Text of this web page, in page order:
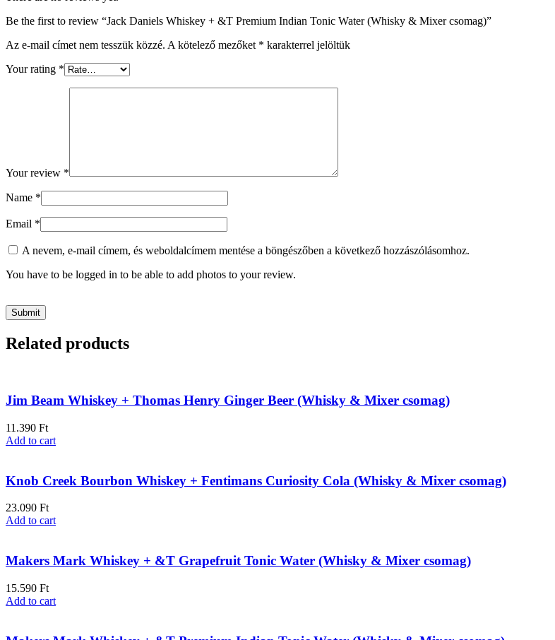
Be the first to review “Jack Daniels Whiskey + &T Premium Indian Tonic Water (Whisky & Mixer csomag)”
Az e-mail címet nem tesszük közzé. A kötelező mezőket * karakterrel jelöltük
Your rating *
Your review *
Name *
Email *
A nevem, e-mail címem, és weboldalcímem mentése a böngészőben a következő hozzászólásomhoz.
You have to be logged in to be able to add photos to your review.
Related products
Jim Beam Whiskey + Thomas Henry Ginger Beer (Whisky & Mixer csomag)
11.390 Ft
Add to cart
Knob Creek Bourbon Whiskey + Fentimans Curiosity Cola (Whisky & Mixer csomag)
23.090 Ft
Add to cart
Makers Mark Whiskey + &T Grapefruit Tonic Water (Whisky & Mixer csomag)
15.590 Ft
Add to cart